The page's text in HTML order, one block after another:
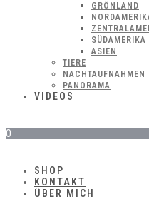
GRÖNLAND
SÜDAMERIKA
ASIEN
TIERE
NACHTAUFNAHMEN
PANORAMA
VIDEOS
0
SHOP
KONTAKT
ÜBER MICH